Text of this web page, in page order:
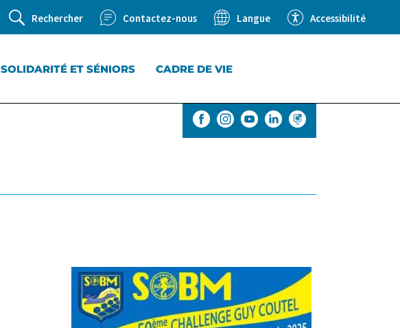
Rechercher Contactez-nous Langue Accessibilité
SOLIDARITÉ ET SÉNIORS CADRE DE VIE